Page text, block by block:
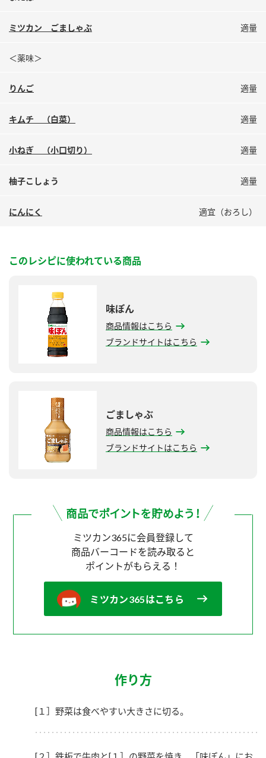
ミツカン ごましゃぶ 適量
＜薬味＞
りんご 適量
キムチ （白菜） 適量
小ねぎ （小口切り） 適量
柚子こしょう 適量
にんにく 適宜（おろし）
このレシピに使われている商品
味ぽん
商品情報はこちら
ブランドサイトはこちら
ごましゃぶ
商品情報はこちら
ブランドサイトはこちら
ミツカン365に会員登録して
商品バーコードを読み取ると
ポイントがもらえる！
ミツカン365はこちら
作り方
[１］野菜は食べやすい大きさに切る。